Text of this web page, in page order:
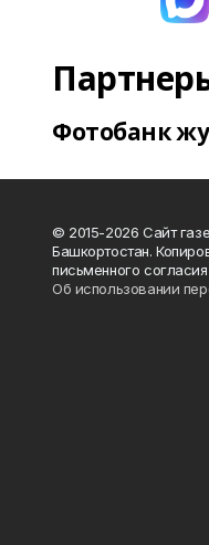
Фотобанк
© 2015-2026 Сайт
Башкортостан.
письменного
Об использовании